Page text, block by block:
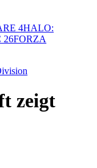
4HALO:
26FORZA
zeigt